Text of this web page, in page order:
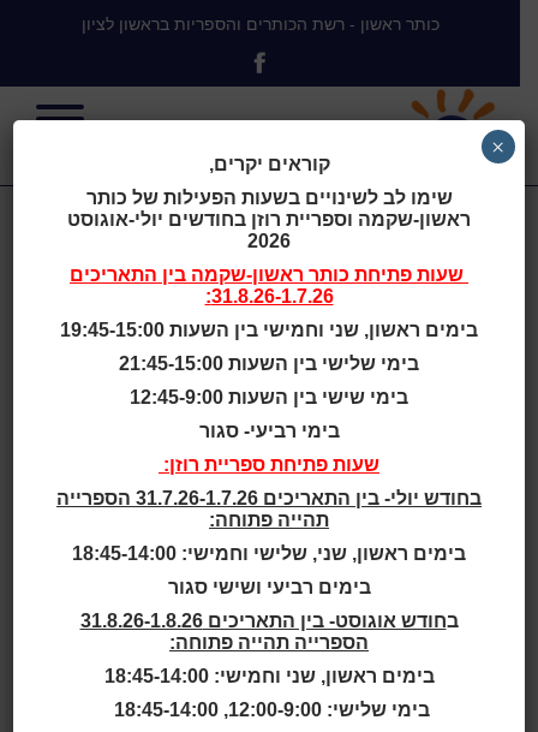
כותר ראשון - רשת הכותרים והספריות בראשון לציון
The School Of
The Future : A
Design For A
Working Model
- Keramim
School In
Rishon Le Zion
קוראים יקרים,
שימו לב לשינויים בשעות הפעילות של כותר
ראשון-שקמה וספריית רוזן בחודשים יולי-אוגוסט
2026
שעות פתיחת כותר ראשון-שקמה בין התאריכים
31.8.26-1.7.26:
בימים ראשון, שני וחמישי בין השעות 19:45-15:00
בימי שלישי בין השעות 21:45-15:00
בימי שישי בין השעות 12:45-9:00
בימי רביעי- סגור
שעות פתיחת ספריית רוזן:
בחודש יולי- בין התאריכים 31.7.26-1.7.26 הספרייה
תהייה פתוחה:
בימים ראשון, שני, שלישי וחמישי: 18:45-14:00
בימים רביעי ושישי סגור
ב
חודש אוגוסט- בין התאריכים 31.8.26-1.8.26
הספרייה תהייה פתוחה:
בימים ראשון, שני וחמישי: 18:45-14:00
בימי שלישי: 12:00-9:00, 18:45-14:00
×